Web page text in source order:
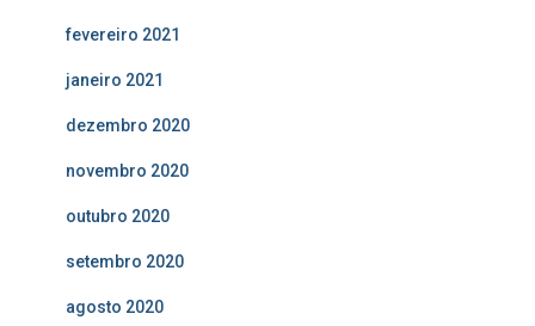
fevereiro 2021
janeiro 2021
dezembro 2020
novembro 2020
outubro 2020
setembro 2020
agosto 2020